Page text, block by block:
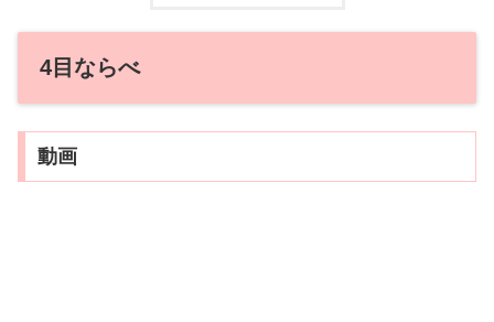
4目ならべ
動画